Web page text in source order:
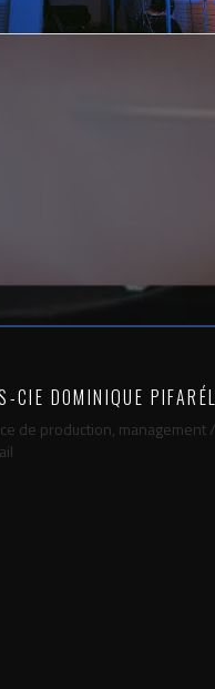
CIE DOMINIQUE
de production, management